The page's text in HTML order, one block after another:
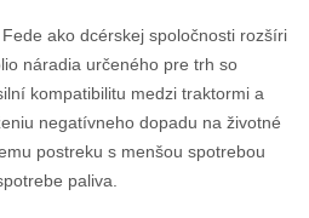
ako dcérskej spoločnosti rozšíri
náradia určeného pre trh so
kompatibilitu medzi traktormi a
negatívneho dopadu na životné
postreku s menšou spotrebou
paliva.